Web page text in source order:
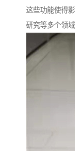
这些功能使得
研究等多个领